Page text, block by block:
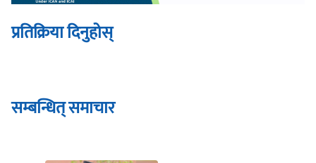
प्रतिक्रिया दिनुहोस्
सम्बन्धित् समाचार